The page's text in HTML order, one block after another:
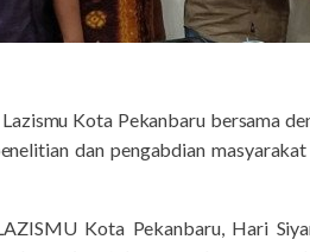
Lazismu Kota Pekanbaru bersama
dan pengabdian
Kota Pekanbaru, Hari